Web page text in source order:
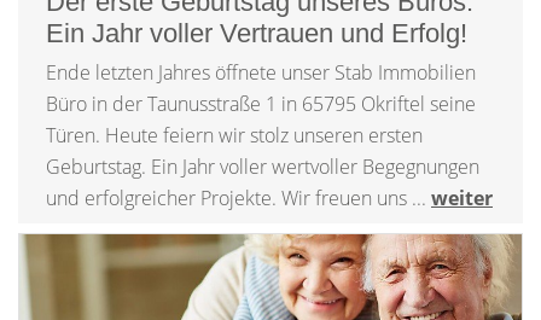
Ein Jahr voller Vertrauen und Erfolg!
Ende letzten Jahres öffnete unser Stab Immobilien
Büro in der Taunusstraße 1 in 65795 Okriftel seine
Türen. Heute feiern wir stolz unseren ersten
Geburtstag. Ein Jahr voller wertvoller Begegnungen
und erfolgreicher Projekte. Wir freuen uns ... weiter